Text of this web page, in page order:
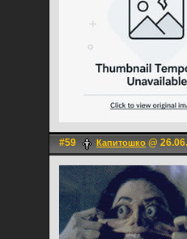
#59 Капитошко @